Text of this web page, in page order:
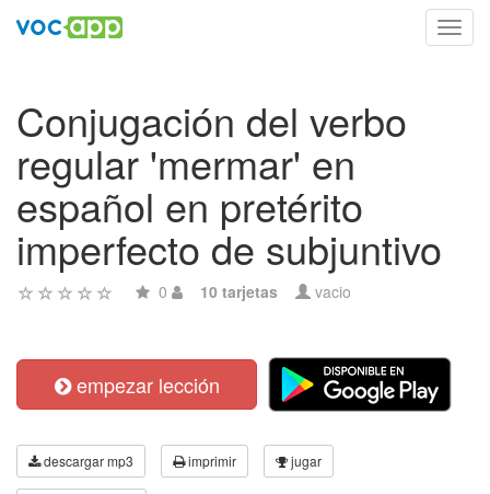
Conjugación del verbo
regular 'mermar' en
español en pretérito
imperfecto de subjuntivo
0 10 tarjetas vacio
empezar lección
descargar mp3 imprimir jugar